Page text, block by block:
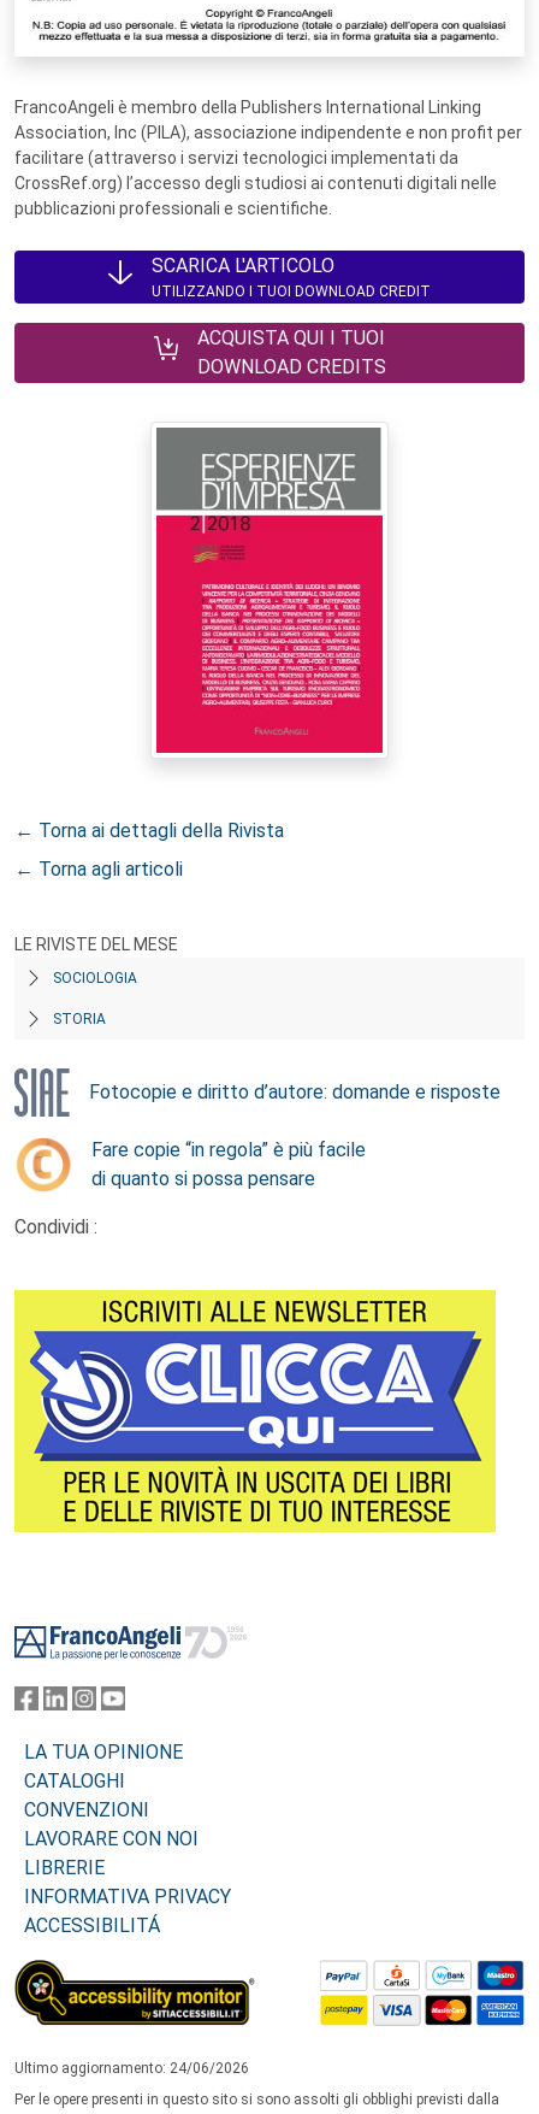
FrancoAngeli è membro della Publishers International Linking
Association, Inc (PILA), associazione indipendente e non profit per
facilitare (attraverso i servizi tecnologici implementati da
CrossRef.org) l’accesso degli studiosi ai contenuti digitali nelle
pubblicazioni professionali e scientifiche.
SCARICA L'ARTICOLO
UTILIZZANDO I TUOI DOWNLOAD CREDIT
ACQUISTA QUI I TUOI
DOWNLOAD CREDITS
← Torna ai dettagli della Rivista
← Torna agli articoli
LE RIVISTE DEL MESE
SOCIOLOGIA
STORIA
Fotocopie e diritto d’autore: domande e risposte
Fare copie “in regola” è più facile
di quanto si possa pensare
Condividi :
LA TUA OPINIONE
CATALOGHI
CONVENZIONI
LAVORARE CON NOI
LIBRERIE
INFORMATIVA PRIVACY
ACCESSIBILITÁ
Ultimo aggiornamento: 24/06/2026
Per le opere presenti in questo sito si sono assolti gli obblighi previsti dalla